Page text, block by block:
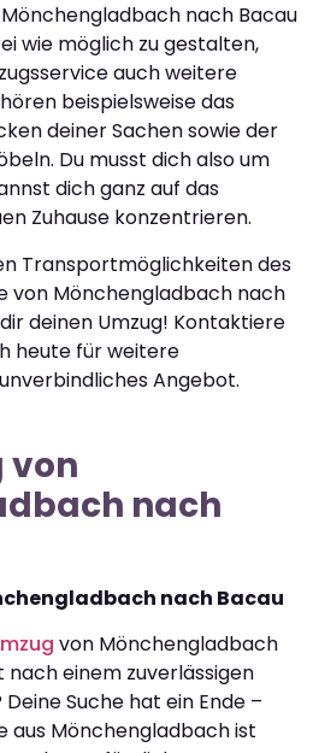
nach Bacau
wie möglich zu gestalten,
auch weitere
beispielsweise das
deiner Sachen sowie der
Du musst dich also um
dich ganz auf das
Zuhause konzentrieren.
Transportmöglichkeiten des
von Mönchengladbach nach
deinen Umzug! Kontaktiere
heute für weitere
Angebot.
von
nach
nach Bacau
von Mönchengladbach
nach einem zuverlässigen
Suche hat ein Ende –
aus Mönchengladbach ist